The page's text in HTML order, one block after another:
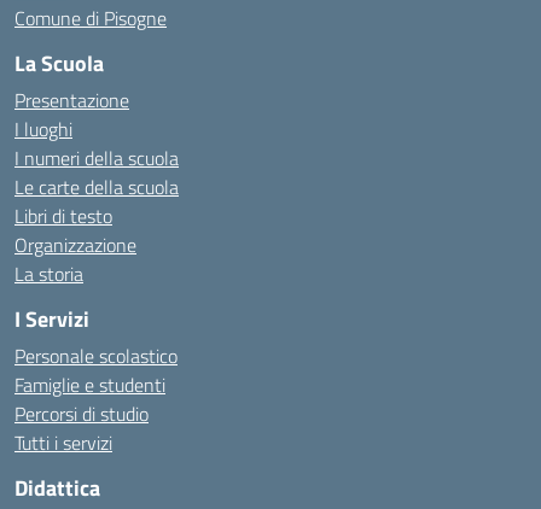
Comune di Pisogne
La Scuola
Presentazione
I luoghi
I numeri della scuola
Le carte della scuola
Libri di testo
Organizzazione
La storia
I Servizi
Personale scolastico
Famiglie e studenti
Percorsi di studio
Tutti i servizi
Didattica